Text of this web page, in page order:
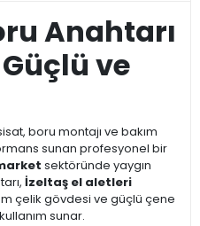
Anahtarı
ve
boru montajı ve bakım
sunan profesyonel bir
sektöründe yaygın
İzeltaş el aletleri
çelik gövdesi ve güçlü çene
sunar.